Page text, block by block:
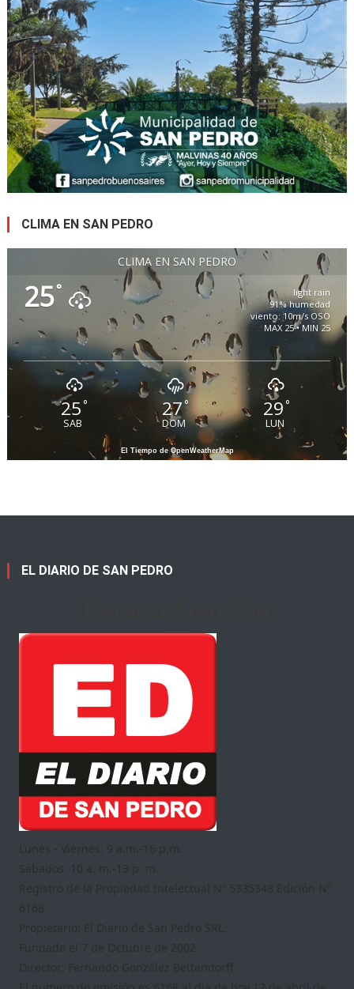
CLIMA EN SAN PEDRO
CLIMA EN SAN PEDRO
25°
light rain
91% humedad
viento: 10m/s OSO
MAX 25 • MIN 25
25°
SAB
27 °
DOM
29°
LUN
El Tiempo de OpenWeatherMap
EL DIARIO DE SAN PEDRO
Lunes - Viernes: 9 a.m.-16 p.m.
Sábados: 10 a. m.-13 p. m.
Registro de la Propiedad Intelectual Nº 5335348 Edición Nº
6168
Propietario: El Diario de San Pedro SRL.
Fundado el 7 de Octubre de 2002
Director: Fernando González Bettendorff